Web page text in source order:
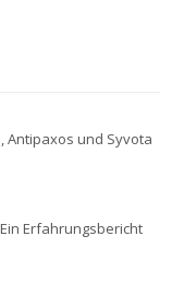
Antipaxos und Syvota
Erfahrungsbericht